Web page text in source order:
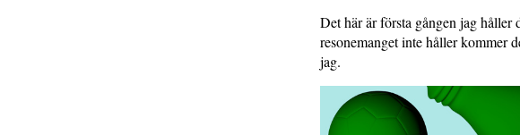
Det här är första gången jag håller
resonemanget inte håller kommer
jag.